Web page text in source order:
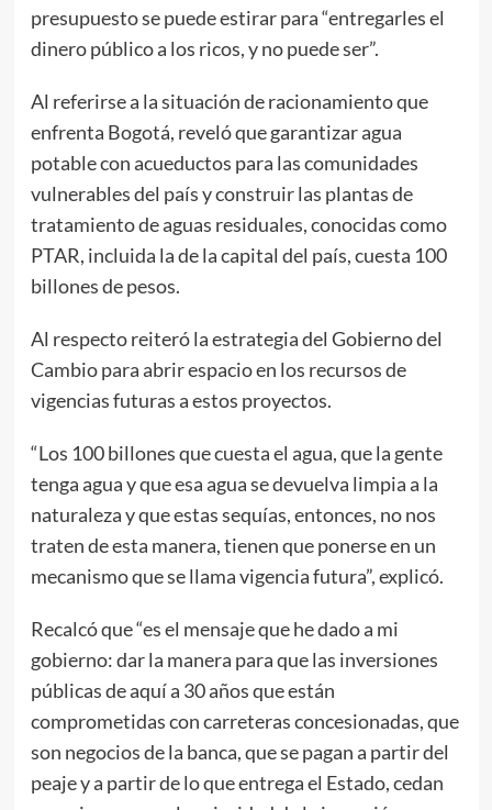
presupuesto se puede estirar para “entregarles el
dinero público a los ricos, y no puede ser”.
Al referirse a la situación de racionamiento que
enfrenta Bogotá, reveló que garantizar agua
potable con acueductos para las comunidades
vulnerables del país y construir las plantas de
tratamiento de aguas residuales, conocidas como
PTAR, incluida la de la capital del país, cuesta 100
billones de pesos.
Al respecto reiteró la estrategia del Gobierno del
Cambio para abrir espacio en los recursos de
vigencias futuras a estos proyectos.
“Los 100 billones que cuesta el agua, que la gente
tenga agua y que esa agua se devuelva limpia a la
naturaleza y que estas sequías, entonces, no nos
traten de esta manera, tienen que ponerse en un
mecanismo que se llama vigencia futura”, explicó.
Recalcó que “es el mensaje que he dado a mi
gobierno: dar la manera para que las inversiones
públicas de aquí a 30 años que están
comprometidas con carreteras concesionadas, que
son negocios de la banca, que se pagan a partir del
peaje y a partir de lo que entrega el Estado, cedan